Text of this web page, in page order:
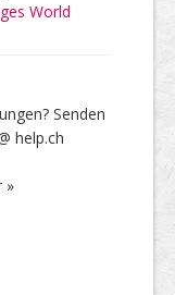
World
Senden
help.ch
»